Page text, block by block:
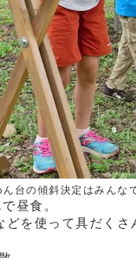
ん台の傾斜決定はみんな
昼食。
どを使って具だく